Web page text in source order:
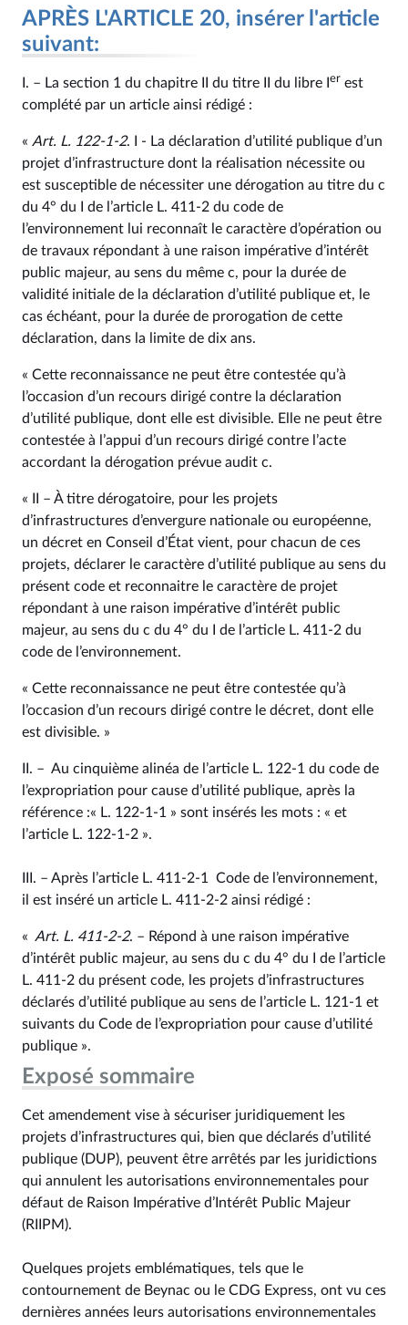
APRÈS L'ARTICLE 20, insérer l'article
suivant:
I. – La section 1 du chapitre II du titre II du libre I er est
complété par un article ainsi rédigé :
« Art. L. 122‑1‑2. I - La déclaration d’utilité publique d’un
projet d’infrastructure dont la réalisation nécessite ou
est susceptible de nécessiter une dérogation au titre du c
du 4° du I de l’article L. 411‑2 du code de
l’environnement lui reconnaît le caractère d’opération ou
de travaux répondant à une raison impérative d’intérêt
public majeur, au sens du même c, pour la durée de
validité initiale de la déclaration d’utilité publique et, le
cas échéant, pour la durée de prorogation de cette
déclaration, dans la limite de dix ans.
« Cette reconnaissance ne peut être contestée qu’à
l’occasion d’un recours dirigé contre la déclaration
d’utilité publique, dont elle est divisible. Elle ne peut être
contestée à l’appui d’un recours dirigé contre l’acte
accordant la dérogation prévue audit c.
« II – À titre dérogatoire, pour les projets
d’infrastructures d’envergure nationale ou européenne,
un décret en Conseil d’État vient, pour chacun de ces
projets, déclarer le caractère d’utilité publique au sens du
présent code et reconnaitre le caractère de projet
répondant à une raison impérative d’intérêt public
majeur, au sens du c du 4° du I de l’article L. 411‑2 du
code de l’environnement.
« Cette reconnaissance ne peut être contestée qu’à
l’occasion d’un recours dirigé contre le décret, dont elle
est divisible. »
II. – Au cinquième alinéa de l’article L. 122‑1 du code de
l’expropriation pour cause d’utilité publique, après la
référence :« L. 122‑1‑1 » sont insérés les mots : « et
l’article L. 122‑1‑2 ».
III. – Après l’article L. 411‑2‑1 Code de l’environnement,
il est inséré un article L. 411‑2‑2 ainsi rédigé :
« Art. L. 411‑2‑2. – Répond à une raison impérative
d’intérêt public majeur, au sens du c du 4° du I de l’article
L. 411‑2 du présent code, les projets d’infrastructures
déclarés d’utilité publique au sens de l’article L. 121‑1 et
suivants du Code de l’expropriation pour cause d’utilité
publique ».
Exposé sommaire
Cet amendement vise à sécuriser juridiquement les
projets d’infrastructures qui, bien que déclarés d’utilité
publique (DUP), peuvent être arrêtés par les juridictions
qui annulent les autorisations environnementales pour
défaut de Raison Impérative d’Intérêt Public Majeur
(RIIPM).
Quelques projets emblématiques, tels que le
contournement de Beynac ou le CDG Express, ont vu ces
dernières années leurs autorisations environnementales